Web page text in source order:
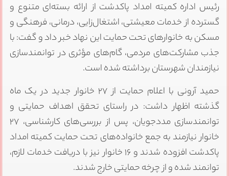
رئیس اداره کمیته امداد پاکدشت از ارائه بسته‌ای متنوع و
گسترده از خدمات معیشتی، اشتغال‌زایی، درمانی، فرهنگی و
مسکن به خانوارهای تحت حمایت این نهاد خبر داد و گفت: با
جذب مشارکت‌های مردمی، گام‌های مؤثری در توانمندسازی
نیازمندان شهرستان برداشته شده است.
حمید آرونی با اعلام حمایت از ۲۷ خانوار جدید در یک ماه
گذشته اظهار داشت: در راستای تحقق اهداف حمایتی و
توانمندسازی مددجویان، پس از بررسی‌های کارشناسی، ۲۷
خانوار نیازمند به جمع خانواده‌های تحت حمایت کمیته امداد
پاکدشت افزوده شدند و ۱۶ خانوار نیز با دریافت خدمات لازم،
توانمند شده و از چرخه حمایتی خارج شدند.